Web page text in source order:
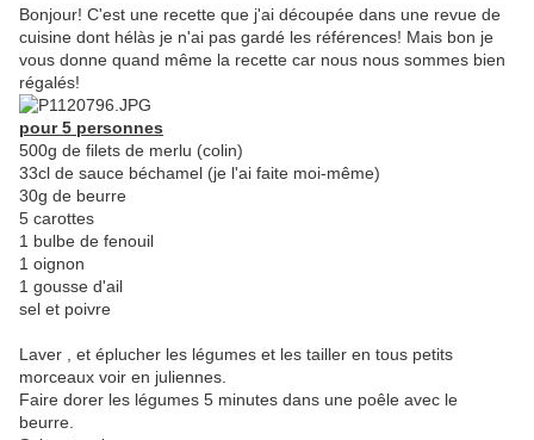
Bonjour! C'est une recette que j'ai découpée dans une revue de
cuisine dont hélàs je n'ai pas gardé les références! Mais bon je
vous donne quand même la recette car nous nous sommes bien
régalés!
pour 5 personnes
500g de filets de merlu (colin)
33cl de sauce béchamel (je l'ai faite moi-même)
30g de beurre
5 carottes
1 bulbe de fenouil
1 oignon
1 gousse d'ail
sel et poivre
Laver , et éplucher les légumes et les tailler en tous petits
morceaux voir en juliennes.
Faire dorer les légumes 5 minutes dans une poêle avec le
beurre.